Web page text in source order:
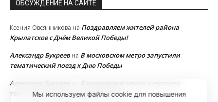
ОБСУЖДЕНИЕ НА САЙТЕ
Ксения Овсянникова на Поздравляем жителей района
Крылатское с Днём Великой Победы!
Александр Букреевна В московском метро запустили
тематический поезд к Дню Победы
Александр Букреев
В московском метро запустили
тематический поезд к Дню Победы
Мы используем файлы cookie для повышения